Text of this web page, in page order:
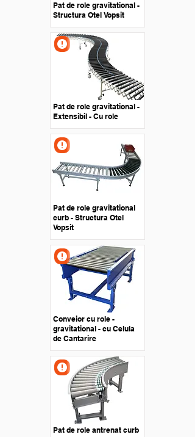
Pat de role gravitational -
Structura Otel Vopsit
Pat de role gravitational -
Extensibil - Cu role
Pat de role gravitational
curb - Structura Otel
Vopsit
Conveior cu role -
gravitational - cu Celula
de Cantarire
Pat de role antrenat curb